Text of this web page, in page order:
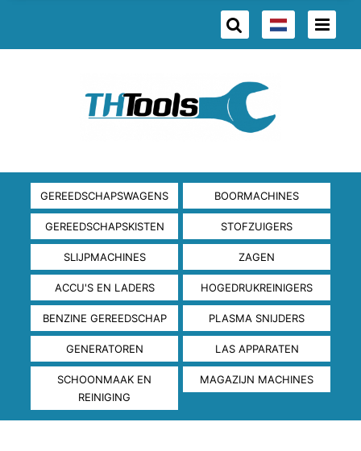
GEREEDSCHAPSWAGENS BOORMACHINES
GEREEDSCHAPSKISTEN STOFZUIGERS
SLIJPMACHINES ZAGEN
ACCU'S EN LADERS HOGEDRUKREINIGERS
BENZINE GEREEDSCHAP PLASMA SNIJDERS
GENERATOREN LAS APPARATEN
SCHOONMAAK EN
REINIGING
MAGAZIJN MACHINES